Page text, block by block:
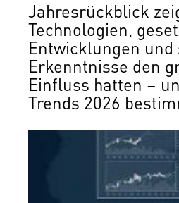
Jahresrückblick
Technologien,
Entwicklungen
Erkenntnisse den
Einfluss hatten –
Trends 2026